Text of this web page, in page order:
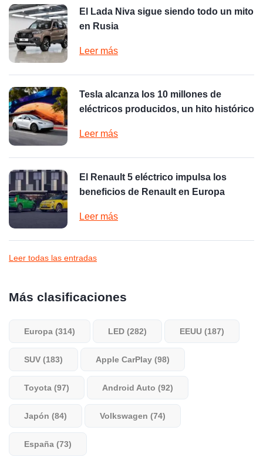
El Lada Niva sigue siendo todo un mito
en Rusia
Leer más
Tesla alcanza los 10 millones de
eléctricos producidos, un hito histórico
Leer más
El Renault 5 eléctrico impulsa los
beneficios de Renault en Europa
Leer más
Leer todas las entradas
Más clasificaciones
Europa (314) LED (282) EEUU (187)
SUV (183) Apple CarPlay (98)
Toyota (97) Android Auto (92)
Japón (84) Volkswagen (74)
España (73)